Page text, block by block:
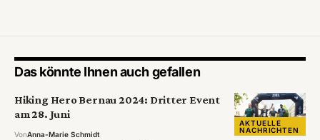
Das könnte Ihnen auch gefallen
AKTUELLE
NACHRICHTEN
Hiking Hero Bernau 2024: Dritter Event
am 28. Juni
VonAnna-Marie Schmidt